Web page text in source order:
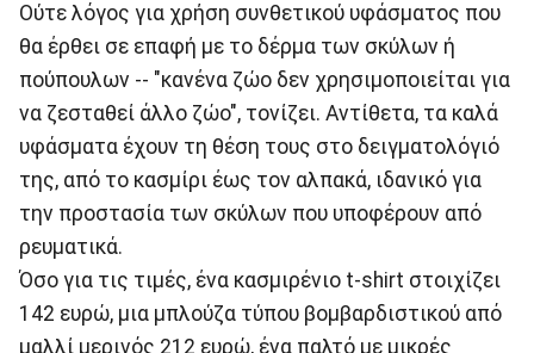
Ούτε λόγος για χρήση συνθετικού υφάσματος που
θα έρθει σε επαφή με το δέρμα των σκύλων ή
πούπουλων -- "κανένα ζώο δεν χρησιμοποιείται για
να ζεσταθεί άλλο ζώο", τονίζει. Αντίθετα, τα καλά
υφάσματα έχουν τη θέση τους στο δειγματολόγιό
της, από το κασμίρι έως τον αλπακά, ιδανικό για
την προστασία των σκύλων που υποφέρουν από
ρευματικά.
Όσο για τις τιμές, ένα κασμιρένιο t-shirt στοιχίζει
142 ευρώ, μια μπλούζα τύπου βομβαρδιστικού από
μαλλί μερινός 212 ευρώ, ένα παλτό με μικρές